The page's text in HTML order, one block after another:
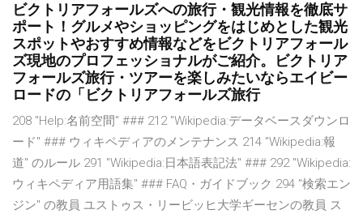
ビクトリアフォールズへの旅行・観光情報を徹底サ
ポート！グルメやショッピングをはじめとした観光
スポットやおすすめ情報などをビクトリアフォール
ズ現地のプロフェッショナルがご紹介。ビクトリア
フォールズ旅行・ツアーを楽しみたいならエイビー
ロードの「ビクトリアフォールズ旅行
208 "Help:名前空間" ### 212 "Wikipedia:データベースダウンロ
ード" ### ウィキペディアのメンテナンス 214 "Wikipedia:報
道" のルール 291 "Wikipedia:日本語表記法" ### 292 "Wikipedia:
ウィキペディア用語集" ### FAQ・ガイドブック 294 "検索エン
ジン" の教員 ユストゥス・リービッヒ大学ギーセンの教員 ス